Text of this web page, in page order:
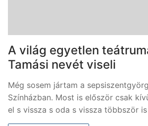
A világ egyetlen
Tamási nevét viseli
Még sosem jártam a
Színházban. Most is először csak
el s vissza s oda s vissza többször